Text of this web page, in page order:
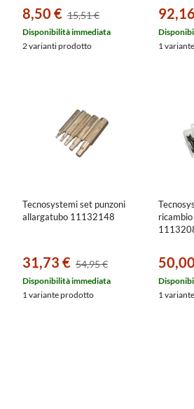
8,50 € 15,51 €
Disponibilità immediata
2 varianti prodotto
1
Tecnosystemi set punzoni
allargatubo 11132148
31,73 € 54,95 €
Disponibilità immediata
1 variante prodotto
1